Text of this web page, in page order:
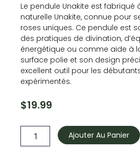
Le pendule Unakite est fabriqué
naturelle Unakite, connue pour
roses uniques. Ce pendule est
des pratiques de divination,
énergétique ou comme aide à
surface polie et son design
excellent outil pour les
expérimentés.
$19.99
de
Pendule
-
Ajouter Au Panier